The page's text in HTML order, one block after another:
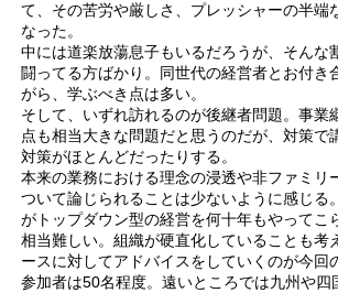
て、その苦労や厳しさ、プレッシャーの半端
なった。
中には道楽放蕩息子もいるだろうが、そんな
闘ってる方ばかり。同世代の経営者とお付き
がら、学ぶべき点は多い。
そして、いずれ訪れるのが後継者問題。事業
点も相当大きな問題だと思うのだが、対策で
対策がほとんどだったりする。
本来の業務における理念の浸透や非ファミリ
ついて論じられることは少ないように感じる
がトップダウン型の経営を何十年もやってこ
相当難しい。組織が硬直化していることも考
ースに対してアドバイスをしていくのが今回
参加者は50名程度。遠いところでは九州や四